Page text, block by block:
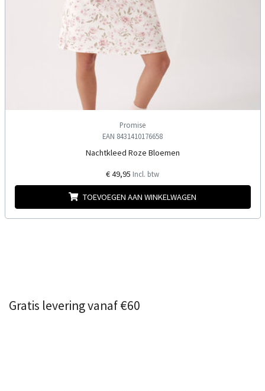
Promise
EAN 8431410176658
Nachtkleed Roze Bloemen
€ 49,95 Incl. btw
TOEVOEGEN AAN WINKELWAGEN
Gratis levering vanaf €60